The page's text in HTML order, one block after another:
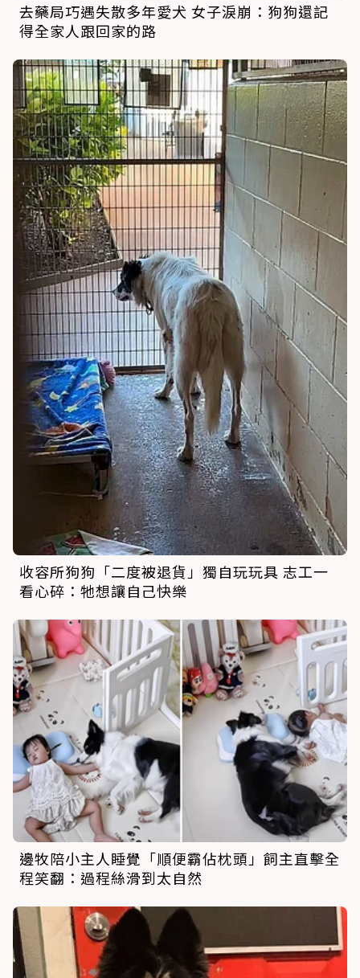
去藥局巧遇失散多年愛犬 女子淚崩：狗狗還記
得全家人跟回家的路
收容所狗狗「二度被退貨」獨自玩玩具 志工一
看心碎：牠想讓自己快樂
邊牧陪小主人睡覺「順便霸佔枕頭」飼主直擊全
程笑翻：過程絲滑到太自然